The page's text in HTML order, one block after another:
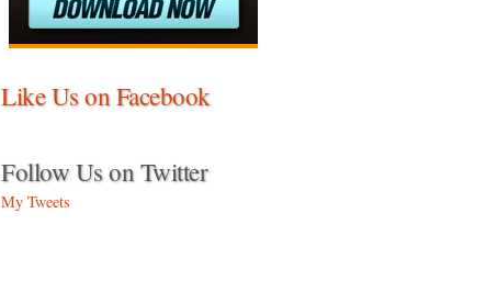
Like Us on Facebook
Follow Us on Twitter
My Tweets